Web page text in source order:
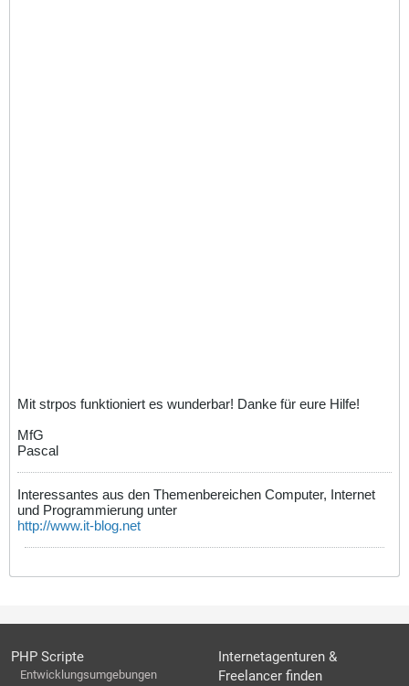
Mit strpos funktioniert es wunderbar! Danke für eure Hilfe!
MfG
Pascal
Interessantes aus den Themenbereichen Computer, Internet
und Programmierung unter
http://www.it-blog.net
PHP Scripte
Entwicklungsumgebungen
Internetagenturen &
Freelancer finden